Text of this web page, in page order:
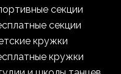
секции
секции
кружки
кружки